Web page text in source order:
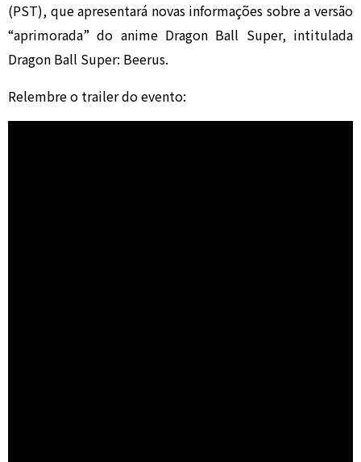
(PST), que apresentará novas informações sobre a versão
“aprimorada” do anime Dragon Ball Super, intitulada
Dragon Ball Super: Beerus.
Relembre o trailer do evento: